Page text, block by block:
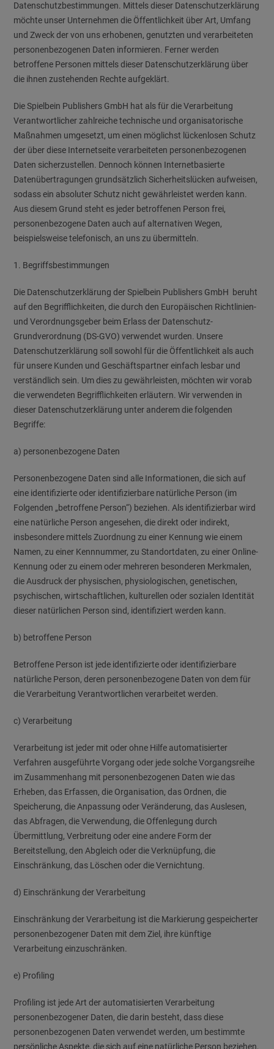
Datenschutzbestimmungen. Mittels dieser Datenschutzerklärung
möchte unser Unternehmen die Öffentlichkeit über Art, Umfang
und Zweck der von uns erhobenen, genutzten und verarbeiteten
personenbezogenen Daten informieren. Ferner werden
betroffene Personen mittels dieser Datenschutzerklärung über
die ihnen zustehenden Rechte aufgeklärt.
Die Spielbein Publishers GmbH hat als für die Verarbeitung
Verantwortlicher zahlreiche technische und organisatorische
Maßnahmen umgesetzt, um einen möglichst lückenlosen Schutz
der über diese Internetseite verarbeiteten personenbezogenen
Daten sicherzustellen. Dennoch können Internetbasierte
Datenübertragungen grundsätzlich Sicherheitslücken aufweisen,
sodass ein absoluter Schutz nicht gewährleistet werden kann.
Aus diesem Grund steht es jeder betroffenen Person frei,
personenbezogene Daten auch auf alternativen Wegen,
beispielsweise telefonisch, an uns zu übermitteln.
1. Begriffsbestimmungen
Die Datenschutzerklärung der Spielbein Publishers GmbH beruht
auf den Begrifflichkeiten, die durch den Europäischen Richtlinien-
und Verordnungsgeber beim Erlass der Datenschutz-
Grundverordnung (DS-GVO) verwendet wurden. Unsere
Datenschutzerklärung soll sowohl für die Öffentlichkeit als auch
für unsere Kunden und Geschäftspartner einfach lesbar und
verständlich sein. Um dies zu gewährleisten, möchten wir vorab
die verwendeten Begrifflichkeiten erläutern. Wir verwenden in
dieser Datenschutzerklärung unter anderem die folgenden
Begriffe:
a) personenbezogene Daten
Personenbezogene Daten sind alle Informationen, die sich auf
eine identifizierte oder identifizierbare natürliche Person (im
Folgenden „betroffene Person“) beziehen. Als identifizierbar wird
eine natürliche Person angesehen, die direkt oder indirekt,
insbesondere mittels Zuordnung zu einer Kennung wie einem
Namen, zu einer Kennnummer, zu Standortdaten, zu einer Online-
Kennung oder zu einem oder mehreren besonderen Merkmalen,
die Ausdruck der physischen, physiologischen, genetischen,
psychischen, wirtschaftlichen, kulturellen oder sozialen Identität
dieser natürlichen Person sind, identifiziert werden kann.
b) betroffene Person
Betroffene Person ist jede identifizierte oder identifizierbare
natürliche Person, deren personenbezogene Daten von dem für
die Verarbeitung Verantwortlichen verarbeitet werden.
c) Verarbeitung
Verarbeitung ist jeder mit oder ohne Hilfe automatisierter
Verfahren ausgeführte Vorgang oder jede solche Vorgangsreihe
im Zusammenhang mit personenbezogenen Daten wie das
Erheben, das Erfassen, die Organisation, das Ordnen, die
Speicherung, die Anpassung oder Veränderung, das Auslesen,
das Abfragen, die Verwendung, die Offenlegung durch
Übermittlung, Verbreitung oder eine andere Form der
Bereitstellung, den Abgleich oder die Verknüpfung, die
Einschränkung, das Löschen oder die Vernichtung.
d) Einschränkung der Verarbeitung
Einschränkung der Verarbeitung ist die Markierung gespeicherter
personenbezogener Daten mit dem Ziel, ihre künftige
Verarbeitung einzuschränken.
e) Profiling
Profiling ist jede Art der automatisierten Verarbeitung
personenbezogener Daten, die darin besteht, dass diese
personenbezogenen Daten verwendet werden, um bestimmte
persönliche Aspekte, die sich auf eine natürliche Person beziehen,